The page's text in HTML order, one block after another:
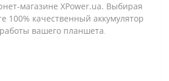
магазине XPower.ua. Выбирая
100% качественный аккумулятор
вашего планшета.